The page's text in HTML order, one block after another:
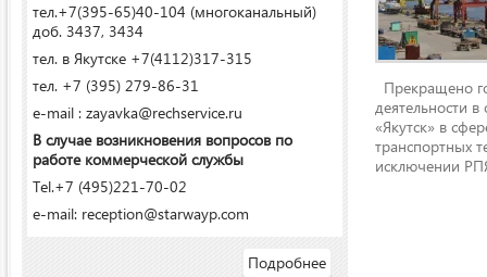
тел.+7(395-65)40-104 (многоканальный)
доб. 3437, 3434
тел. в Якутске +7(4112)317-315
тел. +7 (395) 279-86-31
e-mail : zayavka@rechservice.ru
В случае возникновения вопросов по
работе коммерческой службы
Tel.+7 (495)221-70-02
e-mail: reception@starwayp.com
Подробнее
Прекращено
деятельности
«Якутск» в
транспортных
исключении